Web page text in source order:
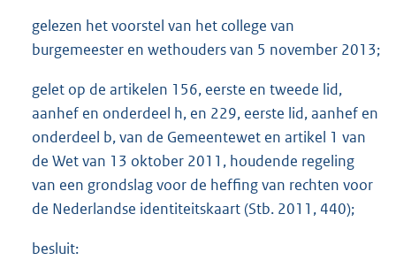
gelezen het voorstel van het college van
burgemeester en wethouders van 5 november 2013;
gelet op de artikelen 156, eerste en tweede lid,
aanhef en onderdeel h, en 229, eerste lid, aanhef en
onderdeel b, van de Gemeentewet en artikel 1 van
de Wet van 13 oktober 2011, houdende regeling
van een grondslag voor de heffing van rechten voor
de Nederlandse identiteitskaart (Stb. 2011, 440);
besluit: